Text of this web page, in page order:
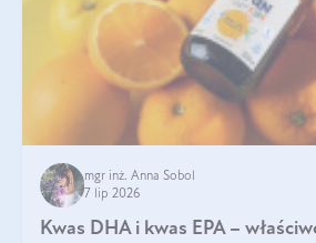
mgr inż. Anna Sobol
7 lip 2026
Kwas DHA i kwas EPA –